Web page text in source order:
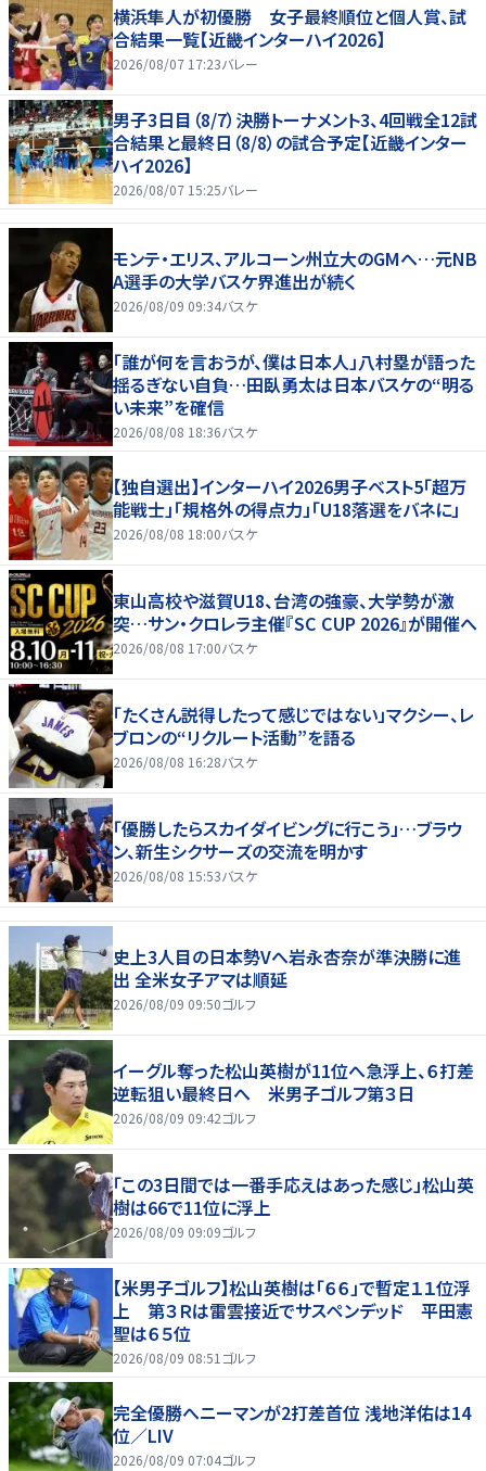
横浜隼人が初優勝 女子最終順位と個人賞、試
合結果一覧【近畿インターハイ2026】
2026/08/07 17:23バレー
男子3日目（8/7）決勝トーナメント3、4回戦全12試
合結果と最終日（8/8）の試合予定【近畿インター
ハイ2026】
2026/08/07 15:25バレー
モンテ・エリス、アルコーン州立大のGMへ…元NB
A選手の大学バスケ界進出が続く
2026/08/09 09:34バスケ
「誰が何を言おうが、僕は日本人」八村塁が語った
揺るぎない自負…田臥勇太は日本バスケの“明る
い未来”を確信
2026/08/08 18:36バスケ
【独自選出】インターハイ2026男子ベスト5「超万
能戦士」「規格外の得点力」「U18落選をバネに」
2026/08/08 18:00バスケ
東山高校や滋賀U18、台湾の強豪、大学勢が激
突…サン・クロレラ主催『SC CUP 2026』が開催へ
2026/08/08 17:00バスケ
「たくさん説得したって感じではない」マクシー、レ
ブロンの“リクルート活動”を語る
2026/08/08 16:28バスケ
「優勝したらスカイダイビングに行こう」…ブラウ
ン、新生シクサーズの交流を明かす
2026/08/08 15:53バスケ
史上3人目の日本勢Vへ岩永杏奈が準決勝に進
出 全米女子アマは順延
2026/08/09 09:50ゴルフ
イーグル奪った松山英樹が11位へ急浮上、６打差
逆転狙い最終日へ 米男子ゴルフ第３日
2026/08/09 09:42ゴルフ
「この3日間では一番手応えはあった感じ」松山英
樹は66で11位に浮上
2026/08/09 09:09ゴルフ
【米男子ゴルフ】松山英樹は「６６」で暫定１１位浮
上 第３Ｒは雷雲接近でサスペンデッド 平田憲
聖は６５位
2026/08/09 08:51 ゴルフ
完全優勝へニーマンが2打差首位 浅地洋佑は14
位／LIV
2026/08/09 07:04ゴルフ